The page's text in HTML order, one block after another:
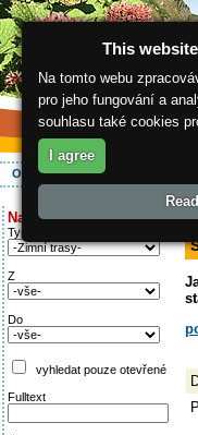
O regionu Aktivně
Najděte si:
Typ trati
Z
Do
vyhledat pouze otevřené
Fulltext
This
Na tomto webu
pro jeho fungování a
souhlasu také cookies
I agree